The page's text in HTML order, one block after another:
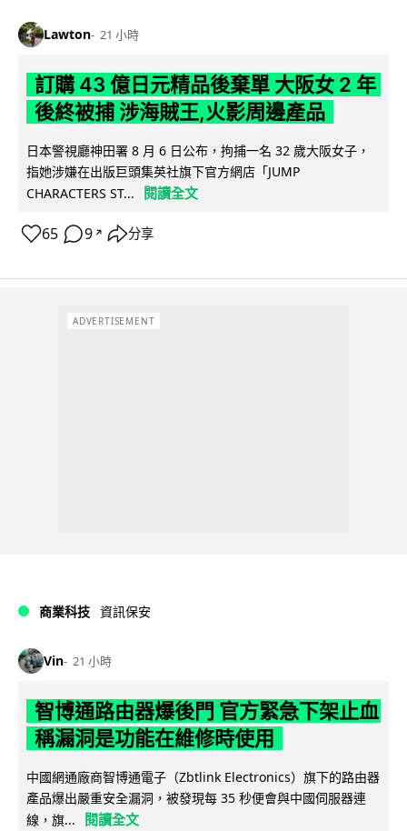
Lawton 21 小時
訂購 43 億日元精品後棄單 大阪女 2 年
後終被捕 涉海賊王,火影周邊產品
日本警視廳神田署 8 月 6 日公布，拘捕一名 32 歲大阪女子，
指她涉嫌在出版巨頭集英社旗下官方網店「JUMP
CHARACTERS ST...
閱讀全文
65 9 ↗ 分享
ADVERTISEMENT
商業科技 資訊保安
Vin 21 小時
智博通路由器爆後門 官方緊急下架止血
稱漏洞是功能在維修時使用
中國網通廠商智博通電子（Zbtlink Electronics）旗下的路由器
產品爆出嚴重安全漏洞，被發現每 35 秒便會與中國伺服器連
線，旗...
閱讀全文